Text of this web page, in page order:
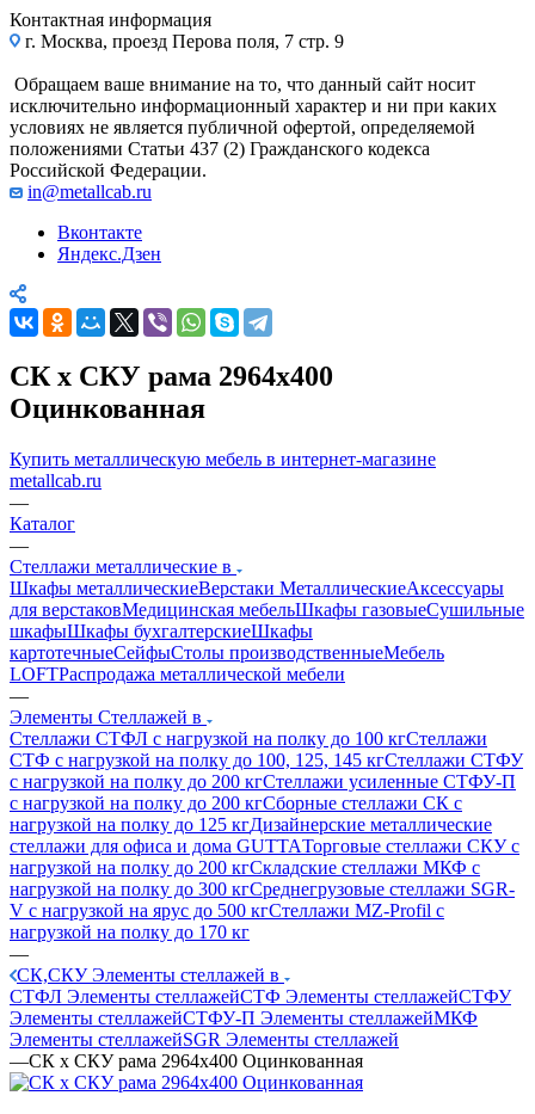
Контактная информация
г. Москва, проезд Перова поля, 7 стр. 9
Обращаем ваше внимание на то, что данный сайт носит
исключительно информационный характер и ни при каких
условиях не является публичной офертой, определяемой
положениями Статьи 437 (2) Гражданского кодекса
Российской Федерации.
in@metallcab.ru
Вконтакте
Яндекс.Дзен
СК х СКУ рама 2964x400
Оцинкованная
Купить металлическую мебель в интернет-магазине
metallcab.ru
—
Каталог
—
Стеллажи металлические в
Шкафы металлическиеВерстаки МеталлическиеАксессуары
для верстаковМедицинская мебельШкафы газовыеСушильные
шкафыШкафы бухгалтерскиеШкафы
картотечныеСейфыСтолы производственныеМебель
LOFTРаспродажа металлической мебели
—
Элементы Стеллажей в
Стеллажи СТФЛ с нагрузкой на полку до 100 кгСтеллажи
СТФ с нагрузкой на полку до 100, 125, 145 кгСтеллажи СТФУ
с нагрузкой на полку до 200 кгСтеллажи усиленные СТФУ-П
с нагрузкой на полку до 200 кгСборные стеллажи СК с
нагрузкой на полку до 125 кгДизайнерские металлические
стеллажи для офиса и дома GUTTAТорговые стеллажи СКУ с
нагрузкой на полку до 200 кгСкладские стеллажи МКФ с
нагрузкой на полку до 300 кгСреднегрузовые стеллажи SGR-
V с нагрузкой на ярус до 500 кгСтеллажи MZ-Profil с
нагрузкой на полку до 170 кг
—
СК,СКУ Элементы стеллажей в
СТФЛ Элементы стеллажейСТФ Элементы стеллажейСТФУ
Элементы стеллажейСТФУ-П Элементы стеллажейМКФ
Элементы стеллажейSGR Элементы стеллажей
—СК х СКУ рама 2964x400 Оцинкованная